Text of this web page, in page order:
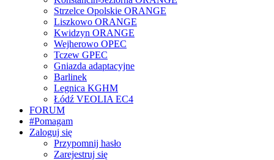
Strzelce Opolskie ORANGE
Liszkowo ORANGE
Kwidzyn ORANGE
Wejherowo OPEC
Tczew GPEC
Gniazda adaptacyjne
Barlinek
Legnica KGHM
Łódź VEOLIA EC4
FORUM
#Pomagam
Zaloguj się
Przypomnij hasło
Zarejestruj się